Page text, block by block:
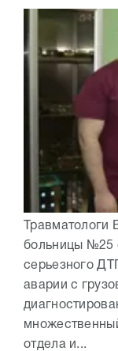
Травматологи
больницы №25
серьезного
аварии с
отдела и...